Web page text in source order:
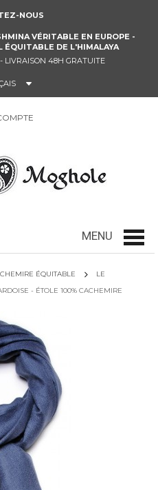
NOUS
VÉRITABLE EN EUROPE -
ÉQUITABLE DE L'HIMALAYA
LIVRAISON 48H GRATUITE
Menu
MENU
ÉQUITABLE
LE
- ÉTOLE 100% CACHEMIRE